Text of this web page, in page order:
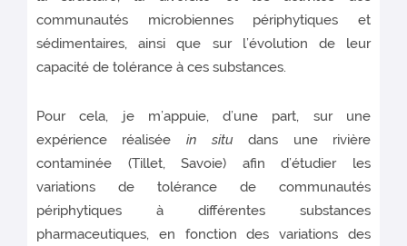
communautés microbiennes périphytiques et
sédimentaires, ainsi que sur l’évolution de leur
capacité de tolérance à ces substances.
Pour cela, je m’appuie, d’une part, sur une
expérience réalisée in situ dans une rivière
contaminée (Tillet, Savoie) afin d’étudier les
variations de tolérance de communautés
périphytiques à différentes substances
pharmaceutiques, en fonction des variations des